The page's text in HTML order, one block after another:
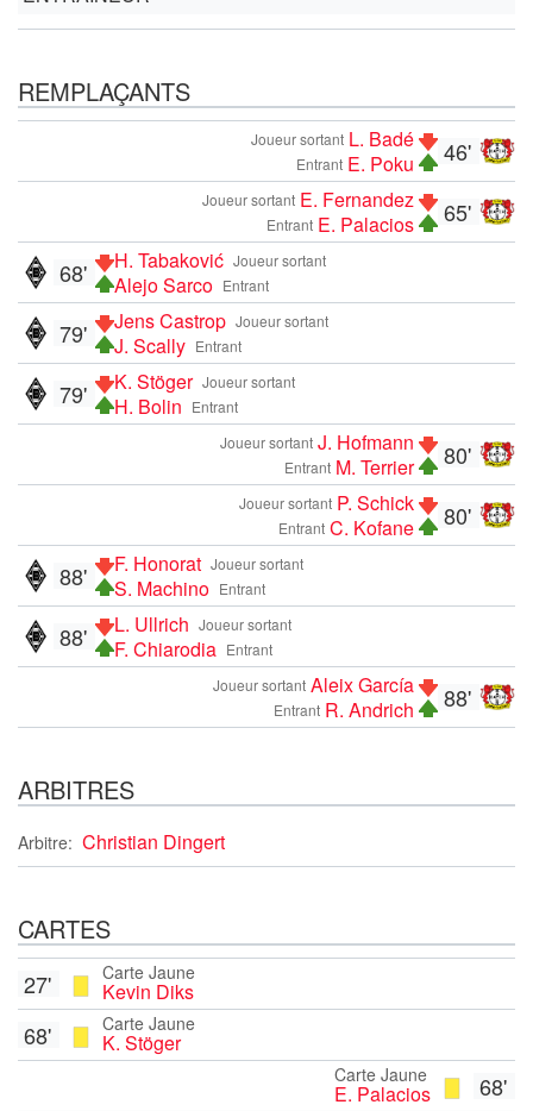
REMPLAÇANTS
46'
Joueur sortant L. Badé
Entrant E. Poku
65'
Joueur sortant E. Fernandez
Entrant E. Palacios
Joueur sortant
H. Tabaković
Entrant
Alejo Sarco
68'
Joueur sortant
Jens Castrop
Entrant
J. Scally
79'
Joueur sortant
K. Stöger
Entrant
H. Bolin
79'
80'
Joueur sortant J. Hofmann
Entrant M. Terrier
80'
Joueur sortant P. Schick
Entrant C. Kofane
Joueur sortant
F. Honorat
Entrant
S. Machino
88'
Joueur sortant
L. Ullrich
Entrant
F. Chiarodia
88'
88'
Joueur sortant Aleix García
Entrant R. Andrich
ARBITRES
Arbitre: Christian Dingert
CARTES
Carte Jaune
Kevin Diks
27'
Carte Jaune
K. Stöger
68'
68'
Carte Jaune
E. Palacios